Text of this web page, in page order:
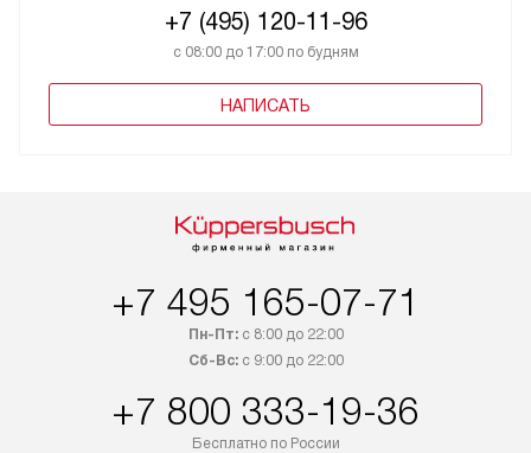
+7 (495) 120-11-96
с 08:00 до 17:00 по будням
НАПИСАТЬ
+7 495 165-07-71
Пн-Пт:с 8:00 до 22:00
Сб-Вс:с 9:00 до 22:00
+7 800 333-19-36
Бесплатно по России